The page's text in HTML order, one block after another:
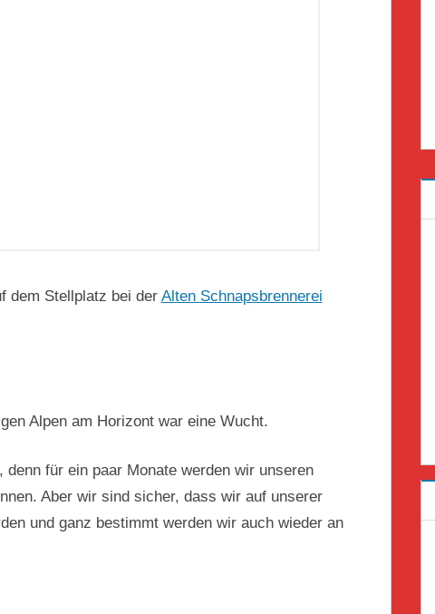
dem Stellplatz bei der Alten Schnapsbrennerei
Alpen am Horizont war eine Wucht.
für ein paar Monate werden wir unseren
Aber wir sind sicher, dass wir auf unserer
und ganz bestimmt werden wir auch wieder an